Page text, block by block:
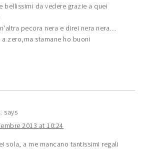
bellissimi da vedere grazie a quei
pecora nera e direi nera nera…
zero,ma stamane ho buoni
says
2013 at 10:24
sola, a me mancano tantissimi regali